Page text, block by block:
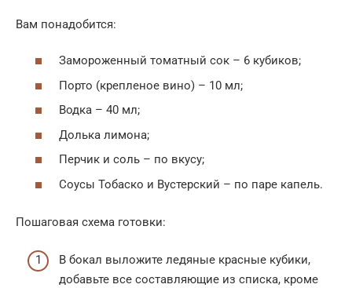
Вам понадобится:
Замороженный томатный сок – 6 кубиков;
Порто (крепленое вино) – 10 мл;
Водка – 40 мл;
Долька лимона;
Перчик и соль – по вкусу;
Соусы Тобаско и Вустерский – по паре капель.
Пошаговая схема готовки:
В бокал выложите ледяные красные кубики,
добавьте все составляющие из списка, кроме